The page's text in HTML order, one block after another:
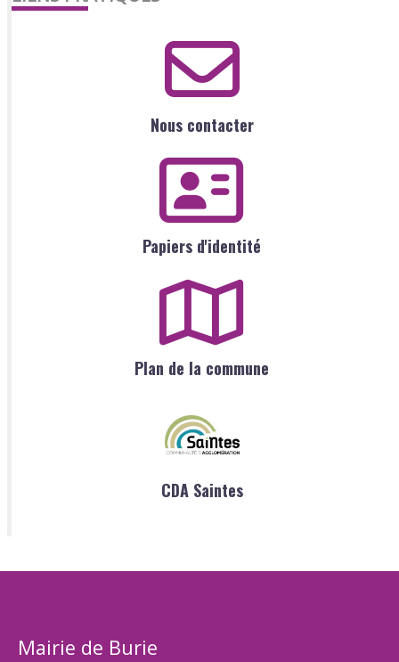
Nous contacter
Papiers d'identité
Plan de la commune
CDA Saintes
Mairie de Burie